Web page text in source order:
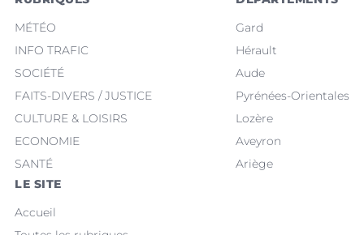
MÉTÉO
INFO TRAFIC
SOCIÉTÉ
FAITS-DIVERS / JUSTICE
CULTURE & LOISIRS
ECONOMIE
SANTÉ
Gard
Hérault
Aude
Pyrénées-Orientales
Lozère
Aveyron
Ariège
LE SITE
Accueil